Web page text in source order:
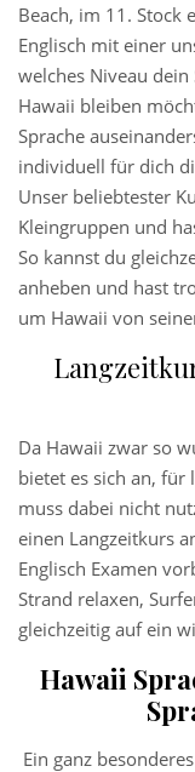
Beach, im 11. Stock
Englisch mit einer
welches Niveau
Hawaii bleiben
Sprache
individuell für dich
Unser beliebtester
Kleingruppen und
So kannst du
anheben und hast
um Hawaii von
Da Hawaii zwar so
bietet es sich an, für
muss dabei nicht
einen Langzeitkurs
Englisch Examen
Strand relaxen,
gleichzeitig auf ein
Hawaii
Ein ganz